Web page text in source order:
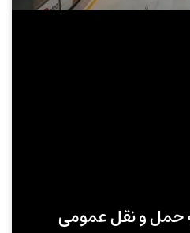
حمل و نقل عمومی